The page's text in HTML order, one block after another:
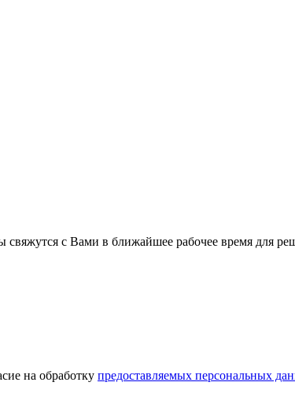
с Вами в ближайшее рабочее время для
на обработку предоставляемых персональных